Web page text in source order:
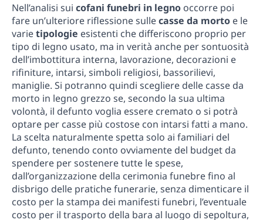
Nell’analisi sui cofani funebri in legno occorre poi
fare un’ulteriore riflessione sullecasse da morto e le
varietipologie esistenti che differiscono proprio per
tipo di legno usato, ma in verità anche per sontuosità
dell’imbottitura interna, lavorazione, decorazioni e
rifiniture, intarsi, simboli religiosi, bassorilievi,
maniglie. Si potranno quindi scegliere delle casse da
morto in legno grezzo se, secondo la sua ultima
volontà, il defunto voglia essere cremato o si potrà
optare per casse più costose con intarsi fatti a mano.
La scelta naturalmente spetta solo ai familiari del
defunto, tenendo conto ovviamente del budget da
spendere per sostenere tutte le spese,
dall’organizzazione della cerimonia funebre fino al
disbrigo delle pratiche funerarie, senza dimenticare il
costo per la stampa dei manifesti funebri, l’eventuale
costo per il trasporto della bara al luogo di sepoltura,